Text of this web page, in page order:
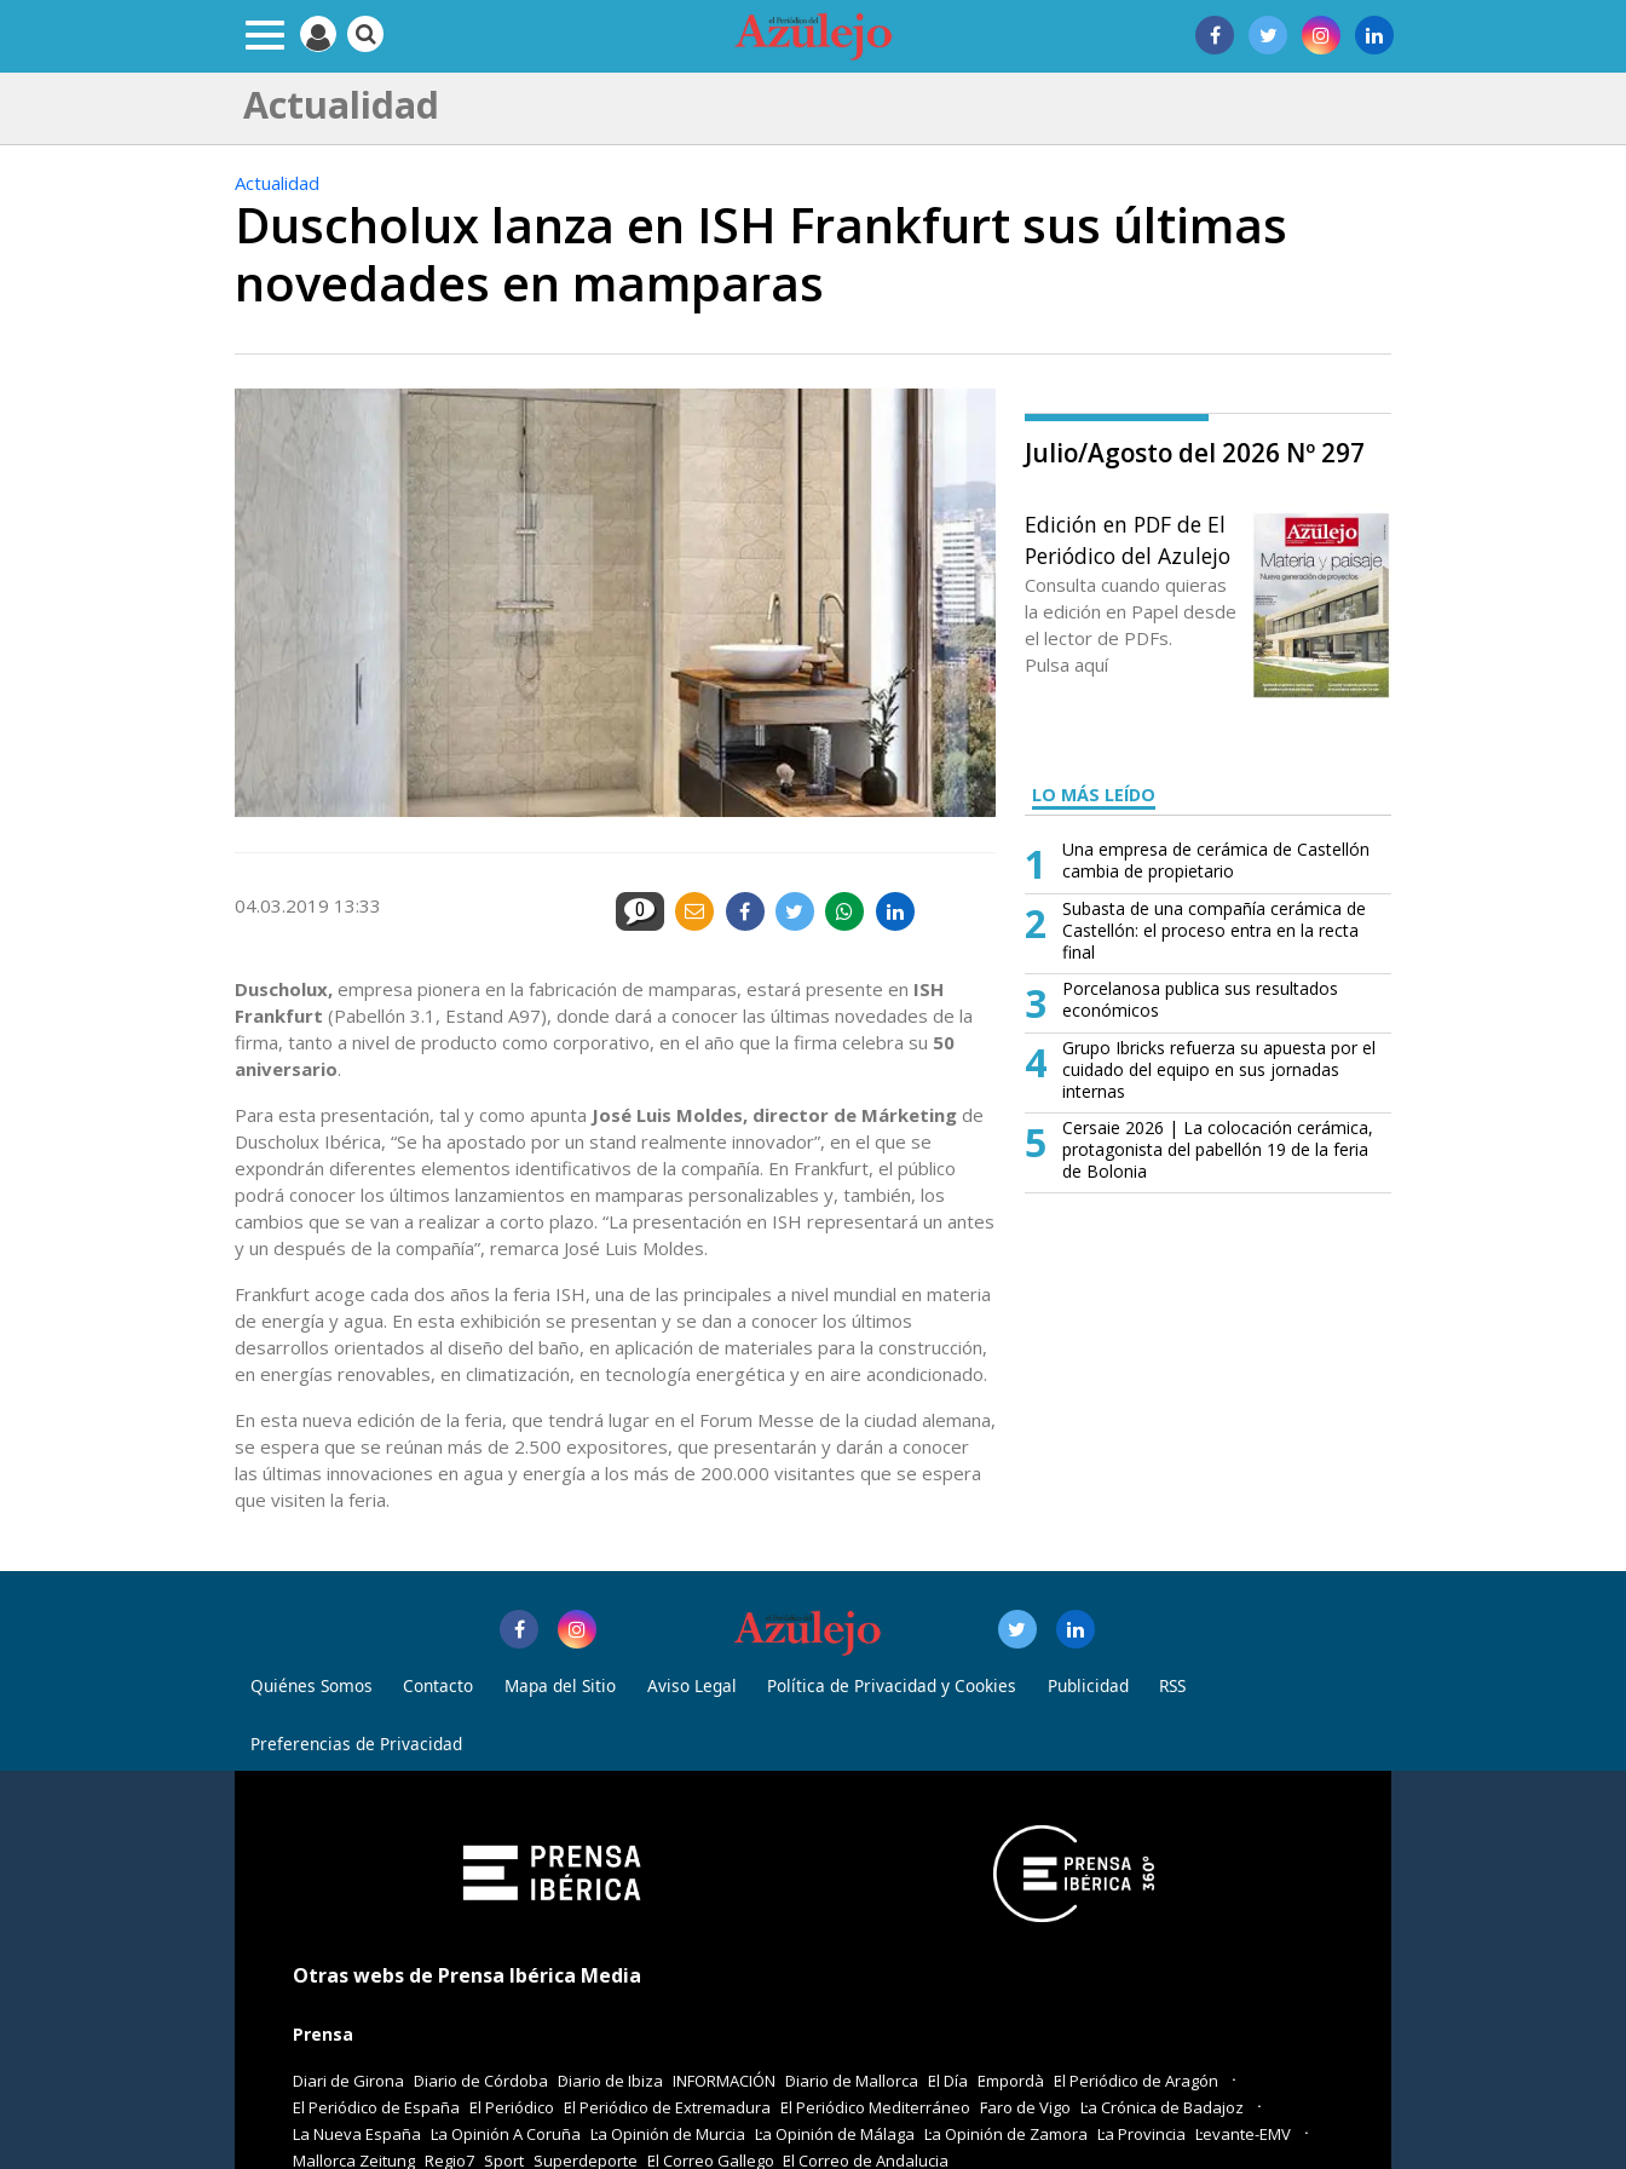
Actualidad
Actualidad
Duscholux lanza en ISH Frankfurt sus últimas
novedades en mamparas
04.03.2019 13:33 0
Duscholux, empresa pionera en la fabricación de mamparas, estará presente en ISH
Frankfurt (Pabellón 3.1, Estand A97), donde dará a conocer las últimas novedades de la
firma, tanto a nivel de producto como corporativo, en el año que la firma celebra su 50
aniversario.
Para esta presentación, tal y como apunta José Luis Moldes, director de Márketing de
Duscholux Ibérica, “Se ha apostado por un stand realmente innovador”, en el que se
expondrán diferentes elementos identificativos de la compañía. En Frankfurt, el público
podrá conocer los últimos lanzamientos en mamparas personalizables y, también, los
cambios que se van a realizar a corto plazo. “La presentación en ISH representará un antes
y un después de la compañía”, remarca José Luis Moldes.
Frankfurt acoge cada dos años la feria ISH, una de las principales a nivel mundial en materia
de energía y agua. En esta exhibición se presentan y se dan a conocer los últimos
desarrollos orientados al diseño del baño, en aplicación de materiales para la construcción,
en energías renovables, en climatización, en tecnología energética y en aire acondicionado.
En esta nueva edición de la feria, que tendrá lugar en el Forum Messe de la ciudad alemana,
se espera que se reúnan más de 2.500 expositores, que presentarán y darán a conocer
las últimas innovaciones en agua y energía a los más de 200.000 visitantes que se espera
que visiten la feria.
Julio/Agosto del 2026 Nº 297
Edición en PDF de El
Periódico del Azulejo
Consulta cuando quieras
la edición en Papel desde
el lector de PDFs.
Pulsa aquí
LO MÁS LEÍDO
1
Una empresa de cerámica de Castellón
cambia de propietario
2
Subasta de una compañía cerámica de
Castellón: el proceso entra en la recta
final
3
Porcelanosa publica sus resultados
económicos
4
Grupo Ibricks refuerza su apuesta por el
cuidado del equipo en sus jornadas
internas
5
Cersaie 2026 | La colocación cerámica,
protagonista del pabellón 19 de la feria
de Bolonia
Quiénes Somos Contacto Mapa del Sitio Aviso Legal Política de Privacidad y Cookies Publicidad RSS
Preferencias de Privacidad
Otras webs de Prensa Ibérica Media
Prensa
Diari de Girona Diario de Córdoba Diario de Ibiza INFORMACIÓN Diario de Mallorca El Día Empordà El Periódico de Aragón
El Periódico de España El Periódico El Periódico de Extremadura El Periódico Mediterráneo Faro de Vigo La Crónica de Badajoz
La Nueva España La Opinión A Coruña La Opinión de Murcia La Opinión de Málaga La Opinión de Zamora La Provincia Levante-EMV
Mallorca Zeitung Regio7 Sport Superdeporte El Correo Gallego El Correo de Andalucia